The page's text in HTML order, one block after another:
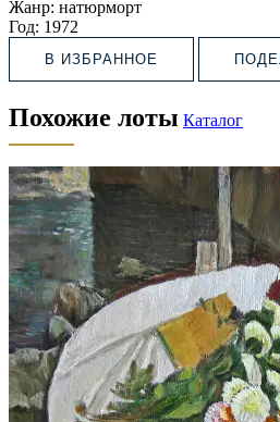
Жанр: натюрморт
Год: 1972
В ИЗБРАННОЕ
Похожие лоты Каталог